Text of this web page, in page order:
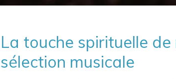
La touche spirituelle
sélection musicale